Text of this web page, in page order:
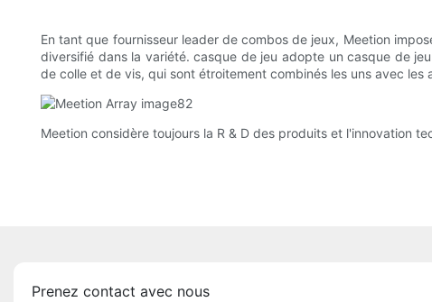
En tant que fournisseur leader de combos de jeux, Meetion
diversifié dans la variété. casque de jeu adopte un casque de
de colle et de vis, qui sont étroitement combinés les uns avec les
Meetion considère toujours la R & D des produits et l'innovation
Prenez contact avec nous